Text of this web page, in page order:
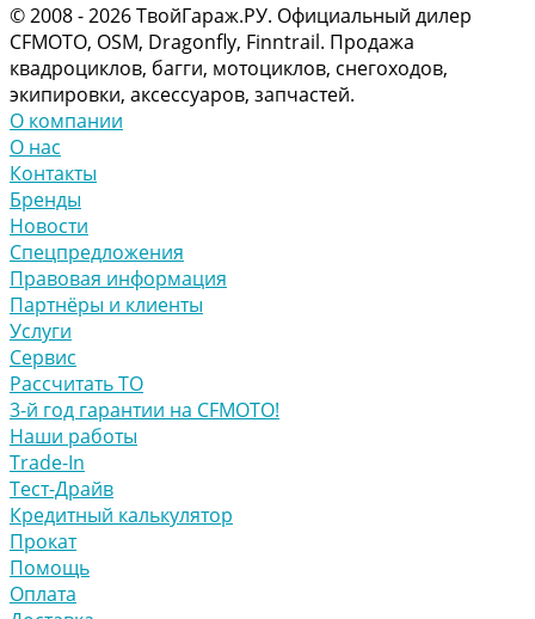
© 2008 - 2026 ТвойГараж.РУ. Официальный дилер
CFMOTO, OSM, Dragonfly, Finntrail. Продажа
квадроциклов, багги, мотоциклов, снегоходов,
экипировки, аксессуаров, запчастей.
О компании
О нас
Контакты
Бренды
Новости
Спецпредложения
Правовая информация
Партнёры и клиенты
Услуги
Сервис
Рассчитать ТО
3-й год гарантии на CFMOTO!
Наши работы
Trade-In
Тест-Драйв
Кредитный калькулятор
Прокат
Помощь
Оплата